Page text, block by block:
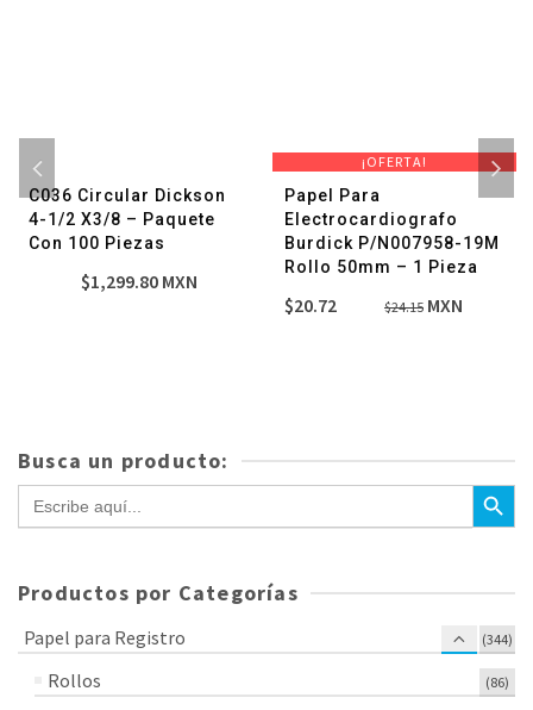
C036 Circular Dickson
4-1/2 X3/8 – Paquete
Con 100 Piezas
$1,299.80MXN
¡OFERTA!
Papel Para
Electrocardiografo
Burdick P/N007958-19M
Rollo 50mm – 1 Pieza
$24.15 El
$20.72
El
MXN
Busca un producto:
Buscar: Botón de
Productos por Categorías
Papel para Registro (344)
Rollos (86)